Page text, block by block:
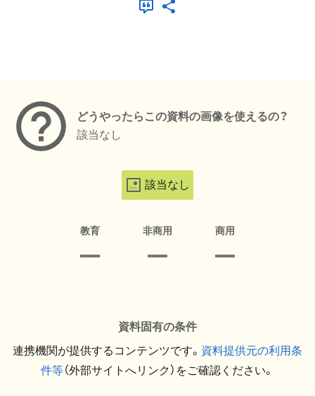
どうやったらこの資料の画像を使えるの？
該当なし
該当なし
教育 非商用 商用
資料固有の条件
連携機関が提供するコンテンツです。 資料提供元の利用条
件等（外部サイトへリンク）をご確認ください。